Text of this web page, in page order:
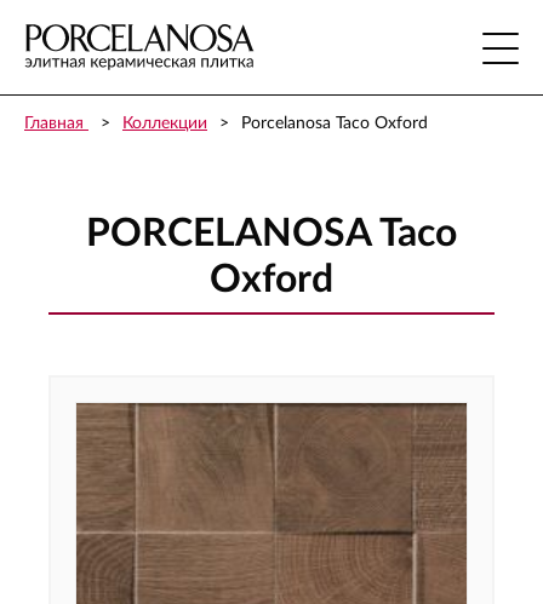
Главная Коллекции Porcelanosa Taco Oxford
PORCELANOSA Taco
Oxford